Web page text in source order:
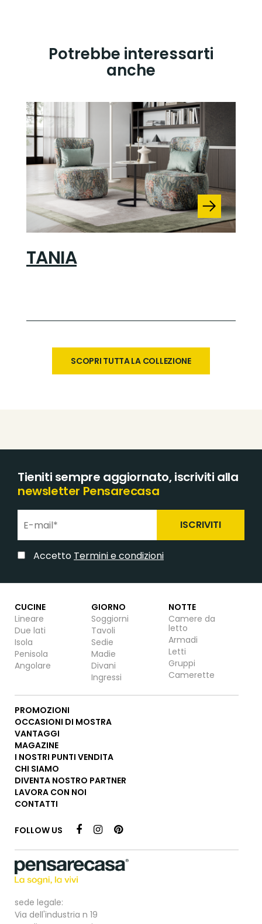
Potrebbe interessarti
anche
TANIA
SCOPRI TUTTA LA COLLEZIONE
Tieniti sempre aggiornato, iscriviti alla
newsletter Pensarecasa
ISCRIVITI
Accetto Termini e condizioni
CUCINE
Lineare
Due lati
Isola
Penisola
Angolare
GIORNO
Soggiorni
Tavoli
Sedie
Madie
Divani
Ingressi
NOTTE
Camere da
letto
Armadi
Letti
Gruppi
Camerette
PROMOZIONI
OCCASIONI DI MOSTRA
VANTAGGI
MAGAZINE
I NOSTRI PUNTI VENDITA
CHI SIAMO
DIVENTA NOSTRO PARTNER
LAVORA CON NOI
CONTATTI
FOLLOW US
sede legale:
Via dell'industria n 19